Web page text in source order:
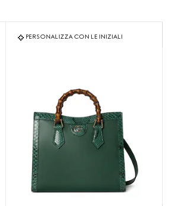
PERSONALIZZA CON LE INIZIALI